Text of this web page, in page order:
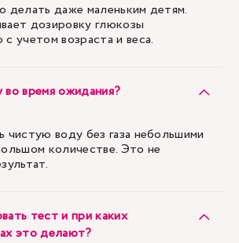
делать даже маленьким детям.
дозировку глюкозы
учетом возраста и веса.
время ожидания?
воду без газа небольшими
количестве. Это не
тест и при каких
это делают?